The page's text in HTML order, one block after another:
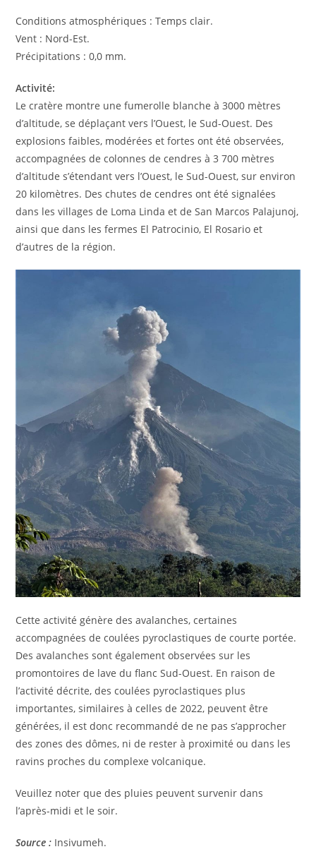
Conditions atmosphériques : Temps clair.
Vent : Nord-Est.
Précipitations : 0,0 mm.
Activité:
Le cratère montre une fumerolle blanche à 3000 mètres
d’altitude, se déplaçant vers l’Ouest, le Sud-Ouest. Des
explosions faibles, modérées et fortes ont été observées,
accompagnées de colonnes de cendres à 3 700 mètres
d’altitude s’étendant vers l’Ouest, le Sud-Ouest, sur environ
20 kilomètres. Des chutes de cendres ont été signalées
dans les villages de Loma Linda et de San Marcos Palajunoj,
ainsi que dans les fermes El Patrocinio, El Rosario et
d’autres de la région.
Cette activité génère des avalanches, certaines
accompagnées de coulées pyroclastiques de courte portée.
Des avalanches sont également observées sur les
promontoires de lave du flanc Sud-Ouest. En raison de
l’activité décrite, des coulées pyroclastiques plus
importantes, similaires à celles de 2022, peuvent être
générées, il est donc recommandé de ne pas s’approcher
des zones des dômes, ni de rester à proximité ou dans les
ravins proches du complexe volcanique.
Veuillez noter que des pluies peuvent survenir dans
l’après-midi et le soir.
Source : Insivumeh.